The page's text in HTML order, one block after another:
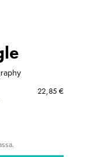
22,85 €